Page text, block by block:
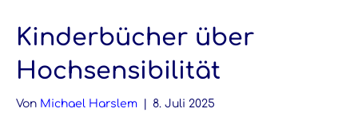
Kinderbücher über
Hochsensibilität
Von Michael Harslem 8. Juli 2025